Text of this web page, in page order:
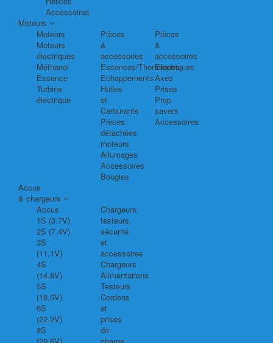
Accessoires
Moteurs
Moteurs
Moteurs
électriques
Méthanol
Essence
Turbine
électrique
Pièces
&
accessoires
Essences/Thermiques
Echappements
Huiles
et
Carburants
Pièces
détachées
moteurs
Allumages
Accessoires
Bougies
Pièces
&
accessoires
Electriques
Axes
Prises
Prop
savers
Accessoires
Accus
& chargeurs
Accus
1S (3.7V)
2S (7.4V)
3S
(11,1V)
4S
(14.8V)
5S
(18.5V)
6S
(22.2V)
8S
(29.6V)
Chargeurs,
testeurs,
sécurité
et
accessoires
Chargeurs
Alimentations
Testeurs
Cordons
et
prises
de
charge